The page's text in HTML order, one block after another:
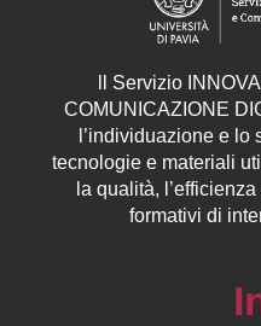
Servizio
COMUNICAZIONE
l’individuazione e
tecnologie e materiali
la qualità,
formativi di